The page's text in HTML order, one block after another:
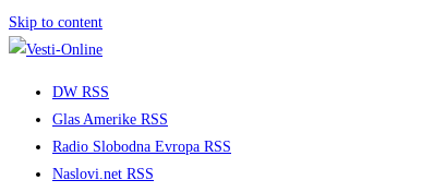
Skip to content
DW RSS
Glas Amerike RSS
Radio Slobodna Evropa RSS
Naslovi.net RSS